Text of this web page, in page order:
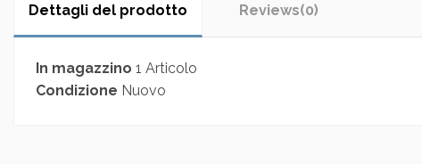
Dettagli del prodotto Reviews(0)
In magazzino 1 Articolo
Condizione Nuovo